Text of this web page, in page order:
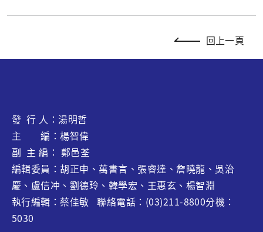
回上一頁
發 行 人：湯明哲
主 編：楊智偉
副 主 編： 鄭邑荃
編輯委員：胡正申、萬書言、張睿達、詹曉龍 、吳治
慶、盧信冲、劉德玲、韓學宏、王惠玄、 楊智淵
執行編輯：蔡佳敏 聯絡電話：(03)211-8800分機：
5030